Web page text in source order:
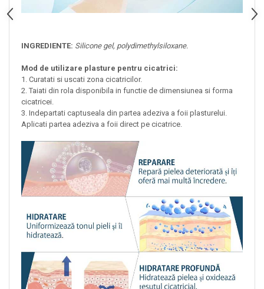
INGREDIENTE: Silicone gel, polydimethylsiloxane.
Mod de utilizare plasture pentru cicatrici:
1. Curatati si uscati zona cicatricilor.
2. Taiati din rola disponibila in functie de dimensiunea si forma
cicatricei.
3. Indepartati captuseala din partea adeziva a foii plasturelui.
Aplicati partea adeziva a foii direct pe cicatrice.